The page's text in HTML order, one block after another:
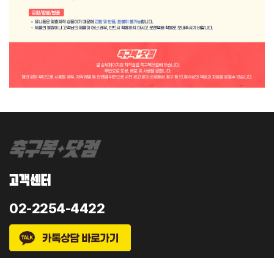
고객센터
02-2254-4422